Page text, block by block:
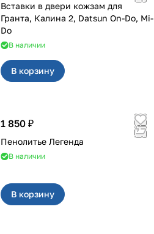
Вставки в двери кожзам для
Гранта, Калина 2, Datsun On-Do, Mi-
Do
В наличии
В корзину
1 850 ₽
Пенолитье Легенда
В наличии
В корзину